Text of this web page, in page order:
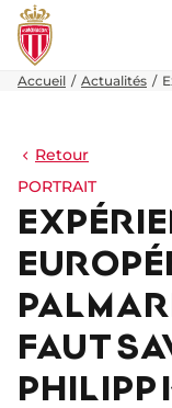
Accueil Actualités
Retour
PORTRAIT
FAUT
PHILIPP